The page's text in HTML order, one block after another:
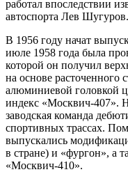
работал впоследствии
автоспорта Лев Шугуров.
В 1956 году начат
июле 1958 года была
которой он получил
на основе расточенного
алюминиевой головкой
индекс «Москвич-407».
заводская команда
спортивных трассах.
выпускались
в стране) и «фургон», а
«Москвич-410».